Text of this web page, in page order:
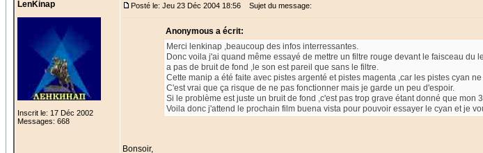
LenKinap
Inscrit le: 17 Déc 2002
Messages: 668
Posté le: Jeu 23 Déc 2004 18:56 Sujet du message:
Anonymous a écrit:
Merci lenkinap ,beaucoup des infos interressantes.
Donc voila j'ai quand même essayé de mettre un filtre rouge devant le faisceau
a pas de bruit de fond ,le son est pareil que sans le filtre.
Cette manip a été faite avec pistes argenté et pistes magenta ,car les pistes cyan
C'est vrai que ça risque de ne pas fonctionner mais je garde un peu d'espoir.
Si le problème est juste un bruit de fond ,c'est pas trop grave étant donné que mon
Voila donc j'attend le prochain film buena vista pour pouvoir essayer le cyan et je
Bonsoir,